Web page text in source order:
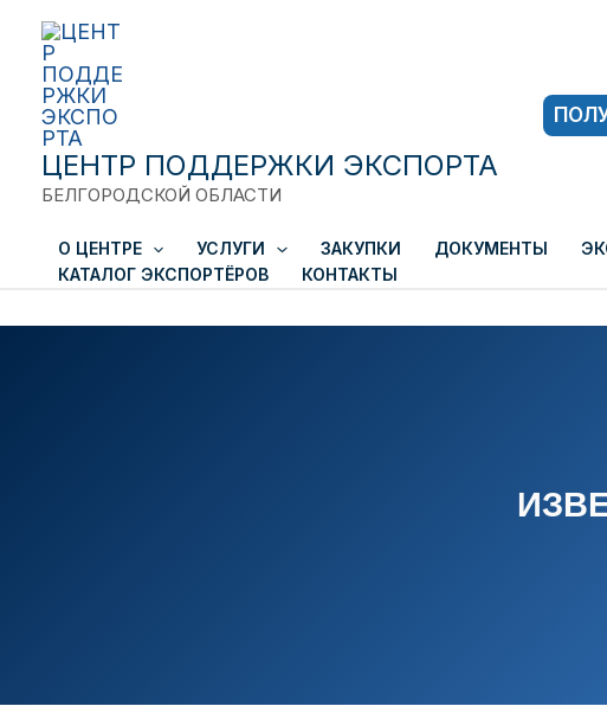
Перейти
содержимому
ЦЕНТР ПОДДЕРЖКИ ЭКСПОРТА
БЕЛГОРОДСКОЙ ОБЛАСТИ
О ЦЕНТРЕ УСЛУГИ ЗАКУПКИ ДОКУМЕНТЫ
КАТАЛОГ ЭКСПОРТЁРОВ
КОНТАКТЫ